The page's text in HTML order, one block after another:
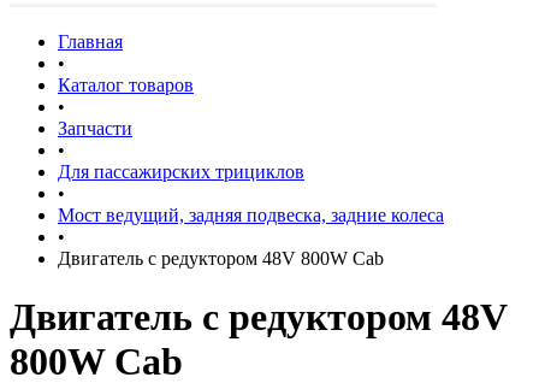
Главная
•
Каталог товаров
•
Запчасти
•
Для пассажирских трициклов
•
Мост ведущий, задняя подвеска, задние колеса
•
Двигатель с редуктором 48V 800W Cab
Двигатель с редуктором 48V
800W Cab